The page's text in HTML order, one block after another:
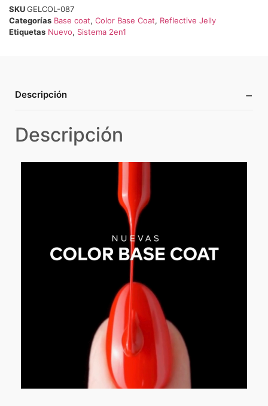
SKUGELCOL-087
Categorías Base coat, Color Base Coat, Reflective Jelly
Etiquetas Nuevo, Sistema 2en1
Descripción −
Descripción